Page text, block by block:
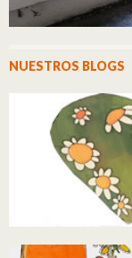
NUESTROS BLOGS